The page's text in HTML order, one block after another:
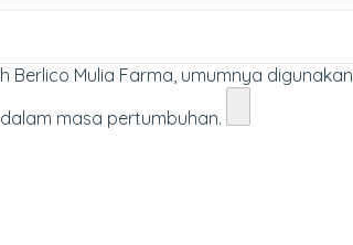
Berlico Mulia Farma, umumnya digunakan
masa pertumbuhan.